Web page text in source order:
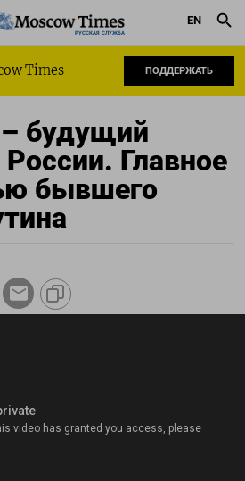
РУССКАЯ СЛУЖБА
EN
Times ПОДДЕРЖАТЬ
будущий
Главное
бывшего